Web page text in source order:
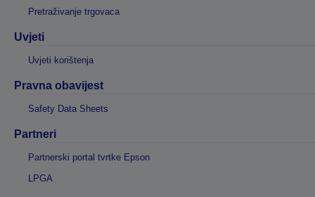
Pretraživanje trgovaca
Uvjeti
Uvjeti korištenja
Pravna obavijest
Safety Data Sheets
Partneri
Partnerski portal tvrtke Epson
LPGA